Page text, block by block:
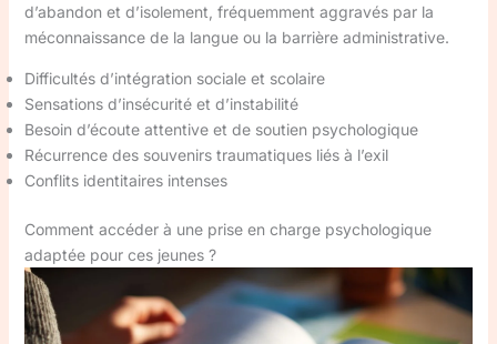
d’abandon et d’isolement, fréquemment aggravés par la
méconnaissance de la langue ou la barrière administrative.
Difficultés d’intégration sociale et scolaire
Sensations d’insécurité et d’instabilité
Besoin d’écoute attentive et de soutien psychologique
Récurrence des souvenirs traumatiques liés à l’exil
Conflits identitaires intenses
Comment accéder à une prise en charge psychologique
adaptée pour ces jeunes ?